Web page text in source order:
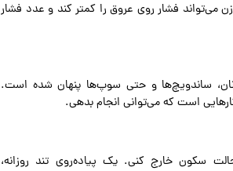
فشار روی عروق را کمتر کند و عدد فشار
نان، ساندویچ‌ها و حتی سوپ‌ها پنهان شده است.
است که می‌توانی انجام بدهی.
سکون خارج کنی. یک پیاده‌روی تند روزانه،